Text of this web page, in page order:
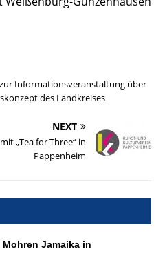
Informationsveranstaltung über
des Landkreises
NEXT
„Tea for Three“ in
Pappenheim
Mohren Jamaika in